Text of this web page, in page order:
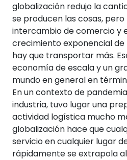
globalización redujo la
se producen las cosas,
intercambio de comercio y
crecimiento exponencial
hay que transportar más.
economía de escala y un
mundo en general en
En un contexto de
industria, tuvo lugar una
actividad logística mucho
globalización hace que
servicio en cualquier lugar
rápidamente se extrapola